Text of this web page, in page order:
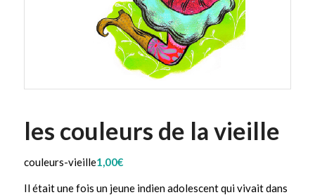
les couleurs de la vieille
couleurs-vieille1,00€
Il était une fois un jeune indien adolescent qui vivait dans